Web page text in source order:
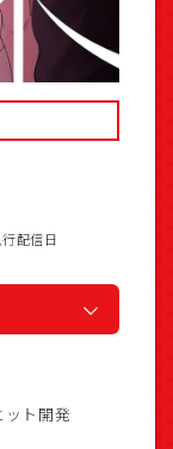
配信日
ット開発